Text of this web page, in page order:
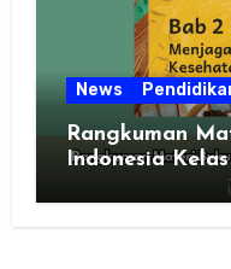
News
Rangkuman
Indonesia